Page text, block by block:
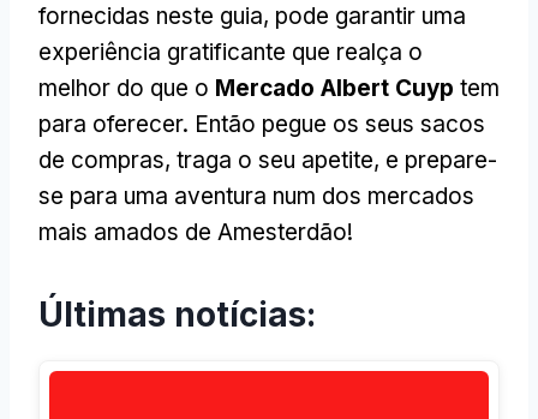
fornecidas neste guia, pode garantir uma
experiência gratificante que realça o
melhor do que o Mercado Albert Cuyp tem
para oferecer. Então pegue os seus sacos
de compras, traga o seu apetite, e prepare-
se para uma aventura num dos mercados
mais amados de Amesterdão!
Últimas notícias: